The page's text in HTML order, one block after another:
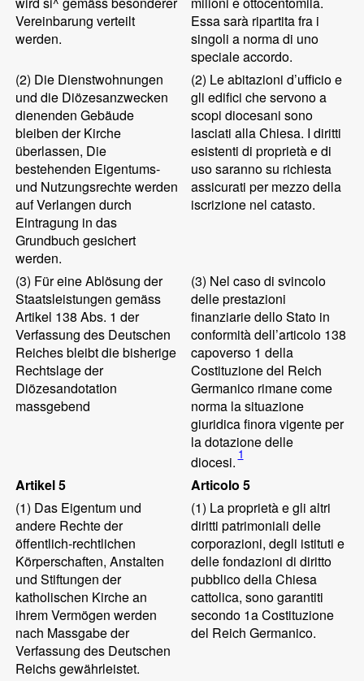
Vereinbarung verteilt
werden.
Essa sarà ripartita fra i
singoli a norma di uno
speciale accordo.
(2) Die Dienstwohnungen
und die Diözesanzwecken
dienenden Gebäude
bleiben der Kirche
überlassen, Die
bestehenden Eigentums-
und Nutzungsrechte werden
auf Verlangen durch
Eintragung in das
Grundbuch gesichert
werden.
(2) Le abitazioni d’ufficio e
gli edifici che servono a
scopi diocesani sono
lasciati alla Chiesa. I diritti
esistenti di proprietà e di
uso saranno su richiesta
assicurati per mezzo della
iscrizione nel catasto.
(3) Für eine Ablösung der
Staatsleistungen gemäss
Artikel 138 Abs. 1 der
Verfassung des Deutschen
Reiches bleibt die bisherige
Rechtslage der
Diözesandotation
massgebend
(3) Nel caso di svincolo
delle prestazioni
finanziarie dello Stato in
conformità dell’articolo 138
capoverso 1 della
Costituzione del Reich
Germanico rimane come
norma la situazione
giuridica finora vigente per
la dotazione delle
diocesi. 1
Artikel 5
Articolo 5
(1) Das Eigentum und
andere Rechte der
öffentlich-rechtlichen
Körperschaften, Anstalten
und Stiftungen der
katholischen Kirche an
ihrem Vermögen werden
nach Massgabe der
Verfassung des Deutschen
Reichs gewährleistet.
(1) La proprietà e gli altri
diritti patrimoniali delle
corporazioni, degli istituti e
delle fondazioni di diritto
pubblico della Chiesa
cattolica, sono garantiti
secondo 1a Costituzione
del Reich Germanico.